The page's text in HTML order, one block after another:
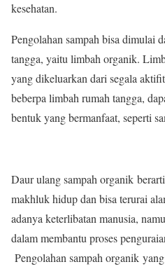
kesehatan.
Pengolahan sampah bisa dimulai
tangga, yaitu limbah organik.
yang dikeluarkan dari segala
beberpa limbah rumah tangga,
bentuk yang bermanfaat, seperti
Daur ulang sampah organik
makhluk hidup dan bisa terurai
adanya keterlibatan manusia,
dalam membantu proses
Pengolahan sampah organik